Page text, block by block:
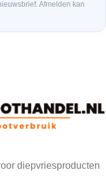
Afmelden kan
diepvriesproducten